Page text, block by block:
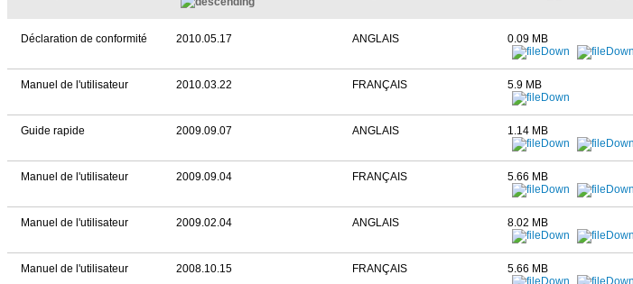
Déclaration de conformité 2010.05.17 ANGLAIS 0.09 MB
Manuel de l'utilisateur 2010.03.22 FRANÇAIS 5.9 MB
Guide rapide 2009.09.07 ANGLAIS 1.14 MB
Manuel de l'utilisateur 2009.09.04 FRANÇAIS 5.66 MB
Manuel de l'utilisateur 2009.02.04 ANGLAIS 8.02 MB
Manuel de l'utilisateur 2008.10.15 FRANÇAIS 5.66 MB